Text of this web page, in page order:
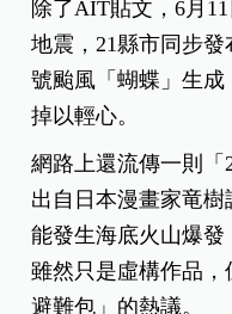
除了AIT貼文，6月
地震，21縣市同步
號颱風「蝴蝶」生
掉以輕心。
網路上還流傳一則「
出自日本漫畫家竜
能發生海底火山爆發
雖然只是虛構作品
避難包」的熱議。